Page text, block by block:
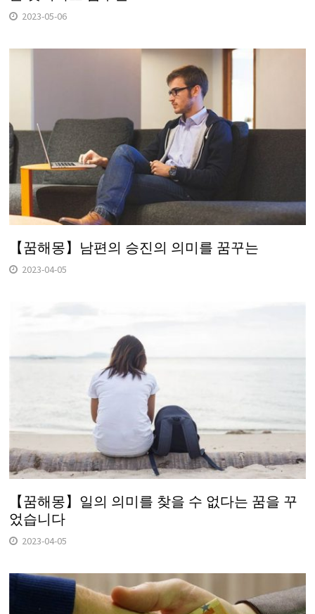
2023-05-06
【꿈해몽】남편의 승진의 의미를 꿈꾸는
2023-04-05
【꿈해몽】일의 의미를 찾을 수 없다는 꿈을 꾸
었습니다
2023-04-05